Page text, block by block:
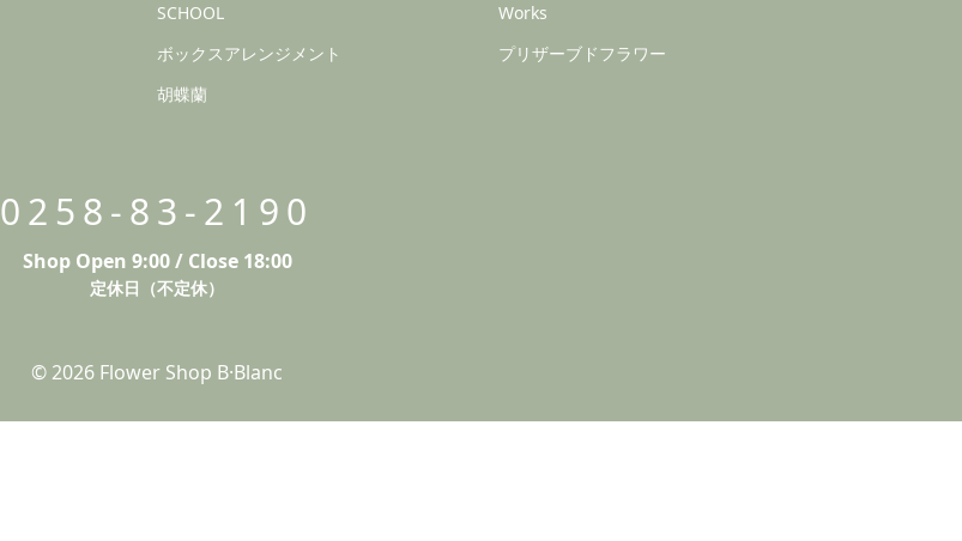
SCHOOL
Works
ボックスアレンジメント
プリザーブドフラワー
胡蝶蘭
0258-83-2190
Shop Open 9:00 / Close 18:00
定休日（不定休）
© 2026 Flower Shop B·Blanc